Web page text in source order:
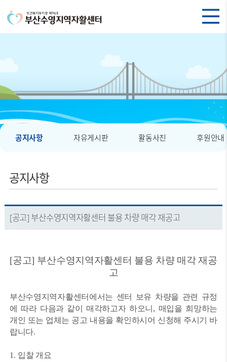
공지사항 자유게시판 활동사진 후원안내
공지사항
[공고] 부산수영지역자활센터 불용 차량 매각 재공고
[공고] 부산수영지역자활센터 불용 차량 매각 재공
고
부산수영지역자활센터에서는 센터 보유 차량을 관련 규정
에 따라 다음과 같이 매각하고자 하오니 , 매입을 희망하는
개인 또는 업체는 공고 내용을 확인하시어 신청해 주시기 바
랍니다.
1. 입찰 개요